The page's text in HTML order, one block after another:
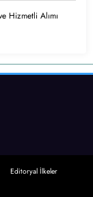
Hizmetli Alımı
Editoryal İlkeler